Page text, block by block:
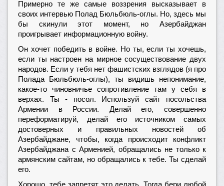
Примерно те же самые воззрения высказывает в
своих интервью Полад Бюльбюль-оглы. Но, здесь мы
бы скинули этот момент, но Азербайджан
проигрывает информационную войну.
Он хочет победить в войне. Но ты, если ты хочешь,
если ты настроен на мирное сосуществование двух
народов. Если у тебя нет фашистских взглядов (я про
Полада Бюльбюль-оглы), ты видишь непонимание,
какое-то чиновничье сопротивление там у себя в
верхах. Ты - посол. Используй сайт посольства
Армении в России. Делай его, совершенно
переформатируй, делай его источником самых
достоверных и правильных новостей об
Азербайджане, чтобы, когда происходит конфликт
Азербайджана с Арменией, обращались не только к
армянским сайтам, но обращались к тебе. Ты сделай
его.